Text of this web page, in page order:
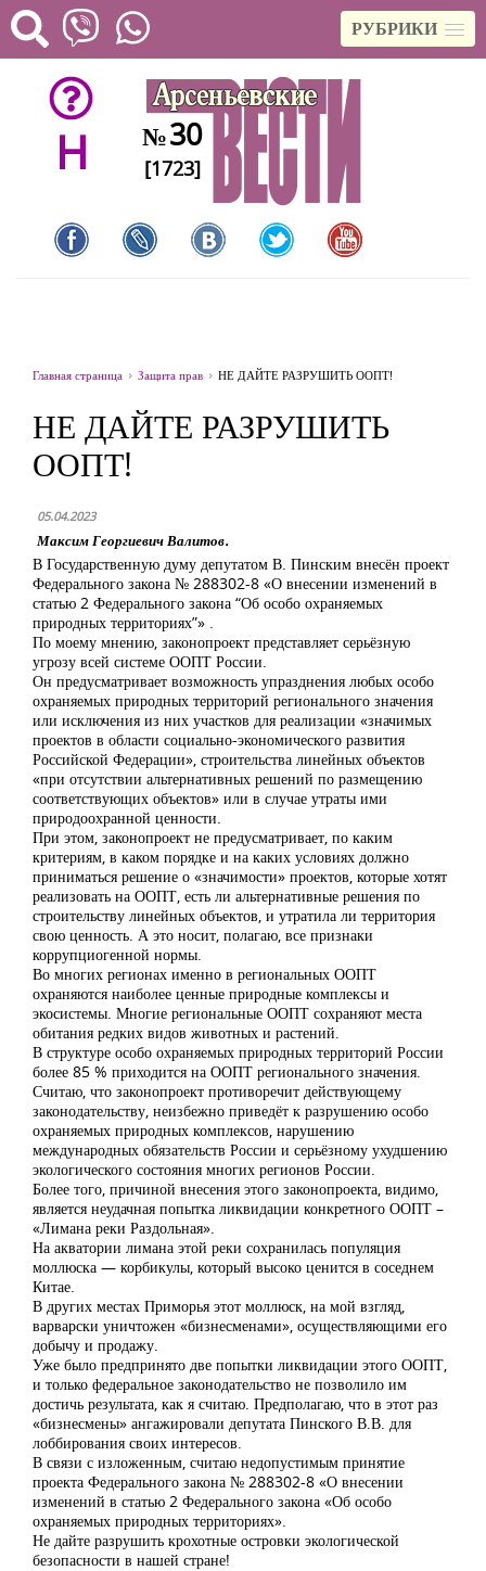
РУБРИКИ
H №30
[1723]
Главная страница Защита прав НЕ ДАЙТЕ РАЗРУШИТЬ ООПТ!
НЕ ДАЙТЕ РАЗРУШИТЬ
ООПТ!
05.04.2023
Максим Георгиевич Валитов.
В Государственную думу депутатом В. Пинским внесён проект
Федерального закона № 288302-8 «О внесении изменений в
статью 2 Федерального закона “Об особо охраняемых
природных территориях”» .
По моему мнению, законопроект представляет серьёзную
угрозу всей системе ООПТ России.
Он предусматривает возможность упразднения любых особо
охраняемых природных территорий регионального значения
или исключения из них участков для реализации «значимых
проектов в области социально-экономического развития
Российской Федерации», строительства линейных объектов
«при отсутствии альтернативных решений по размещению
соответствующих объектов» или в случае утраты ими
природоохранной ценности.
При этом, законопроект не предусматривает, по каким
критериям, в каком порядке и на каких условиях должно
приниматься решение о «значимости» проектов, которые хотят
реализовать на ООПТ, есть ли альтернативные решения по
строительству линейных объектов, и утратила ли территория
свою ценность. А это носит, полагаю, все признаки
коррупциогенной нормы.
Во многих регионах именно в региональных ООПТ
охраняются наиболее ценные природные комплексы и
экосистемы. Многие региональные ООПТ сохраняют места
обитания редких видов животных и растений.
В структуре особо охраняемых природных территорий России
более 85 % приходится на ООПТ регионального значения.
Считаю, что законопроект противоречит действующему
законодательству, неизбежно приведёт к разрушению особо
охраняемых природных комплексов, нарушению
международных обязательств России и серьёзному ухудшению
экологического состояния многих регионов России.
Более того, причиной внесения этого законопроекта, видимо,
является неудачная попытка ликвидации конкретного ООПТ –
«Лимана реки Раздольная».
На акватории лимана этой реки сохранилась популяция
моллюска — корбикулы, который высоко ценится в соседнем
Китае.
В других местах Приморья этот моллюск, на мой взгляд,
варварски уничтожен «бизнесменами», осуществляющими его
добычу и продажу.
Уже было предпринято две попытки ликвидации этого ООПТ,
и только федеральное законодательство не позволило им
достичь результата, как я считаю. Предполагаю, что в этот раз
«бизнесмены» ангажировали депутата Пинского В.В. для
лоббирования своих интересов.
В связи с изложенным, считаю недопустимым принятие
проекта Федерального закона № 288302-8 «О внесении
изменений в статью 2 Федерального закона «Об особо
охраняемых природных территориях».
Не дайте разрушить крохотные островки экологической
безопасности в нашей стране!